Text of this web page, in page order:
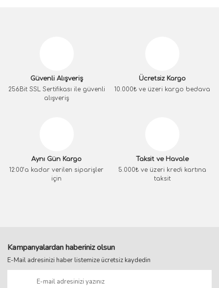
Güvenli Alışveriş
256Bit SSL Sertifikası ile güvenli
alışveriş
Ücretsiz Kargo
10.000₺ ve üzeri kargo bedava
Aynı Gün Kargo
12:00’a kadar verilen siparişler
için
Taksit ve Havale
5.000₺ ve üzeri kredi kartına
taksit
Kampanyalardan haberiniz olsun
E-Mail adresinizi haber listemize ücretsiz kaydedin